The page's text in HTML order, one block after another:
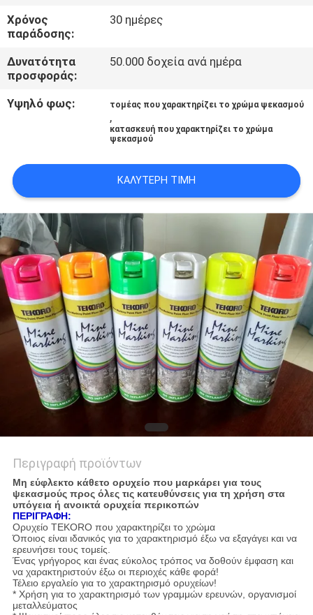
ΕΙΔΉΣΕΙΣ
ΖΗΤΉΣΤΕ
SITEMAP
ΠΟΛΙΤΙΚΉ
ΑΠΟΡΡΉΤΟΥ
Χρόνος
παράδοσης:
30 ημέρες
Δυνατότητα
προσφοράς:
50.000 δοχεία ανά ημέρα
Υψηλό φως: τομέας που χαρακτηρίζει το χρώμα ψεκασμού
,
κατασκευή που χαρακτηρίζει το χρώμα
ψεκασμού
ΚΑΛΎΤΕΡΗ ΤΙΜΉ
Περιγραφή προϊόντων
Μη εύφλεκτο κάθετο ορυχείο που μαρκάρει για τους
ψεκασμούς προς όλες τις κατευθύνσεις για τη χρήση στα
υπόγεια ή ανοικτά ορυχεία περικοπών
ΠΕΡΙΓΡΑΦΗ:
Ορυχείο TEKORO που χαρακτηρίζει το χρώμα
Όποιος είναι ιδανικός για το χαρακτηρισμό έξω να εξαγάγει και να
ερευνήσει τους τομείς.
Ένας γρήγορος και ένας εύκολος τρόπος να δοθούν έμφαση και
να χαρακτηριστούν έξω οι περιοχές κάθε φορά!
Τέλειο εργαλείο για το χαρακτηρισμό ορυχείων!
* Χρήση για το χαρακτηρισμό των γραμμών ερευνών, οργανισμοί
μεταλλεύματος